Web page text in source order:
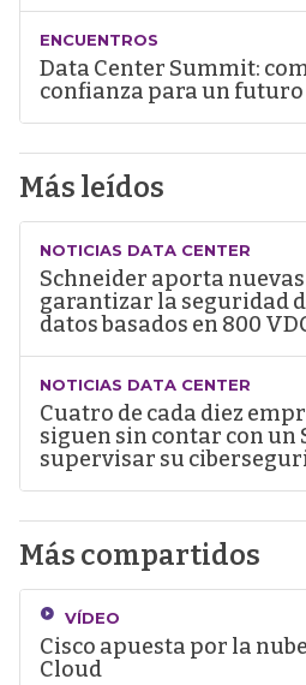
ENCUENTROS
Data Center Summit:
confianza para un
Más leídos
NOTICIAS DATA CENTER
Schneider aporta
garantizar la seguridad
datos basados en 800
NOTICIAS DATA CENTER
Cuatro de cada diez
siguen sin contar con un
supervisar su
Más compartidos
VÍDEO
Cisco apuesta por la
Cloud